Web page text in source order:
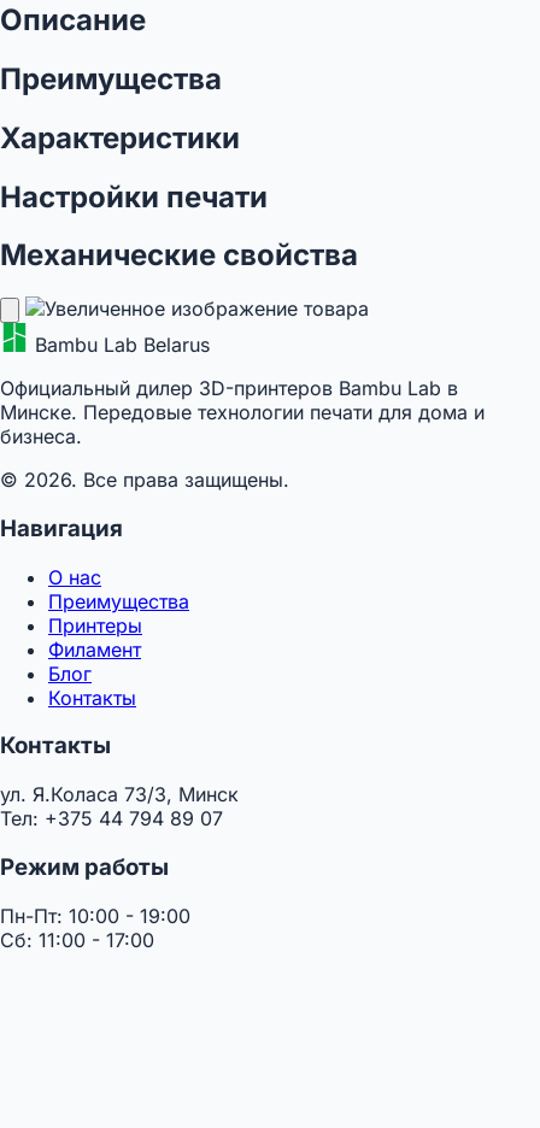
Описание
Преимущества
Характеристики
Настройки печати
Механические свойства
Bambu Lab Belarus
Официальный дилер 3D-принтеров Bambu Lab в
Минске. Передовые технологии печати для дома и
бизнеса.
© 2026. Все права защищены.
Навигация
О нас
Преимущества
Принтеры
Филамент
Блог
Контакты
Контакты
ул. Я.Коласа 73/3, Минск
Тел: +375 44 794 89 07
Режим работы
Пн-Пт: 10:00 - 19:00
Сб: 11:00 - 17:00